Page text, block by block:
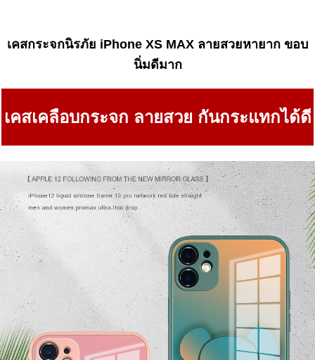
เคสกระจกนิรภัย iPhone XS MAX ลายสวยหายาก ขอบ
นิ่มดีมาก
เคสเคลือบกระจก ลายสวย กันกระแทกได้ดี